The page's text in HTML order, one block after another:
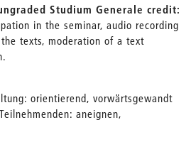
Studium Generale credit:
in the seminar, audio recording
texts, moderation of a text
orientierend, vorwärtsgewandt
aneignen,